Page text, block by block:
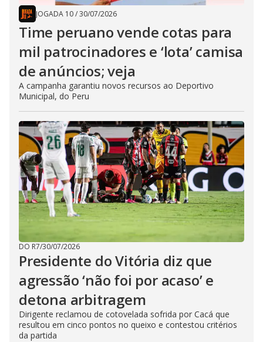
JOGADA 10/30/07/2026
Time peruano vende cotas para
mil patrocinadores e ‘lota’ camisa
de anúncios; veja
A campanha garantiu novos recursos ao Deportivo
Municipal, do Peru
DO R7/30/07/2026
Presidente do Vitória diz que
agressão ‘não foi por acaso’ e
detona arbitragem
Dirigente reclamou de cotovelada sofrida por Cacá que
resultou em cinco pontos no queixo e contestou critérios
da partida